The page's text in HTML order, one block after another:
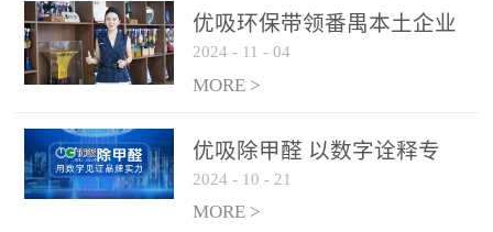
优吸环保带领番禺本​土企业
勇敢破局向“新”
2024 - 11 - 04
MORE >
优吸除甲醛 以数字诠释专
业，尽显除醛品牌实力！
2024 - 10 - 21
MORE >